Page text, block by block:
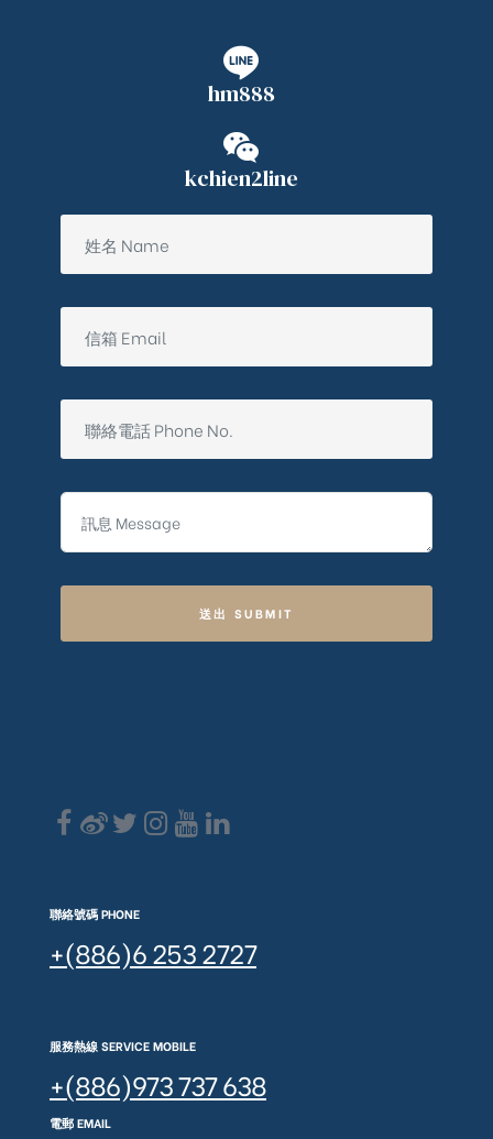
hm888
kchien2line
送出 SUBMIT
聯絡號碼 PHONE
+(886)6 253 2727
服務熱線 SERVICE MOBILE
+(886)973 737 638
電郵 EMAIL